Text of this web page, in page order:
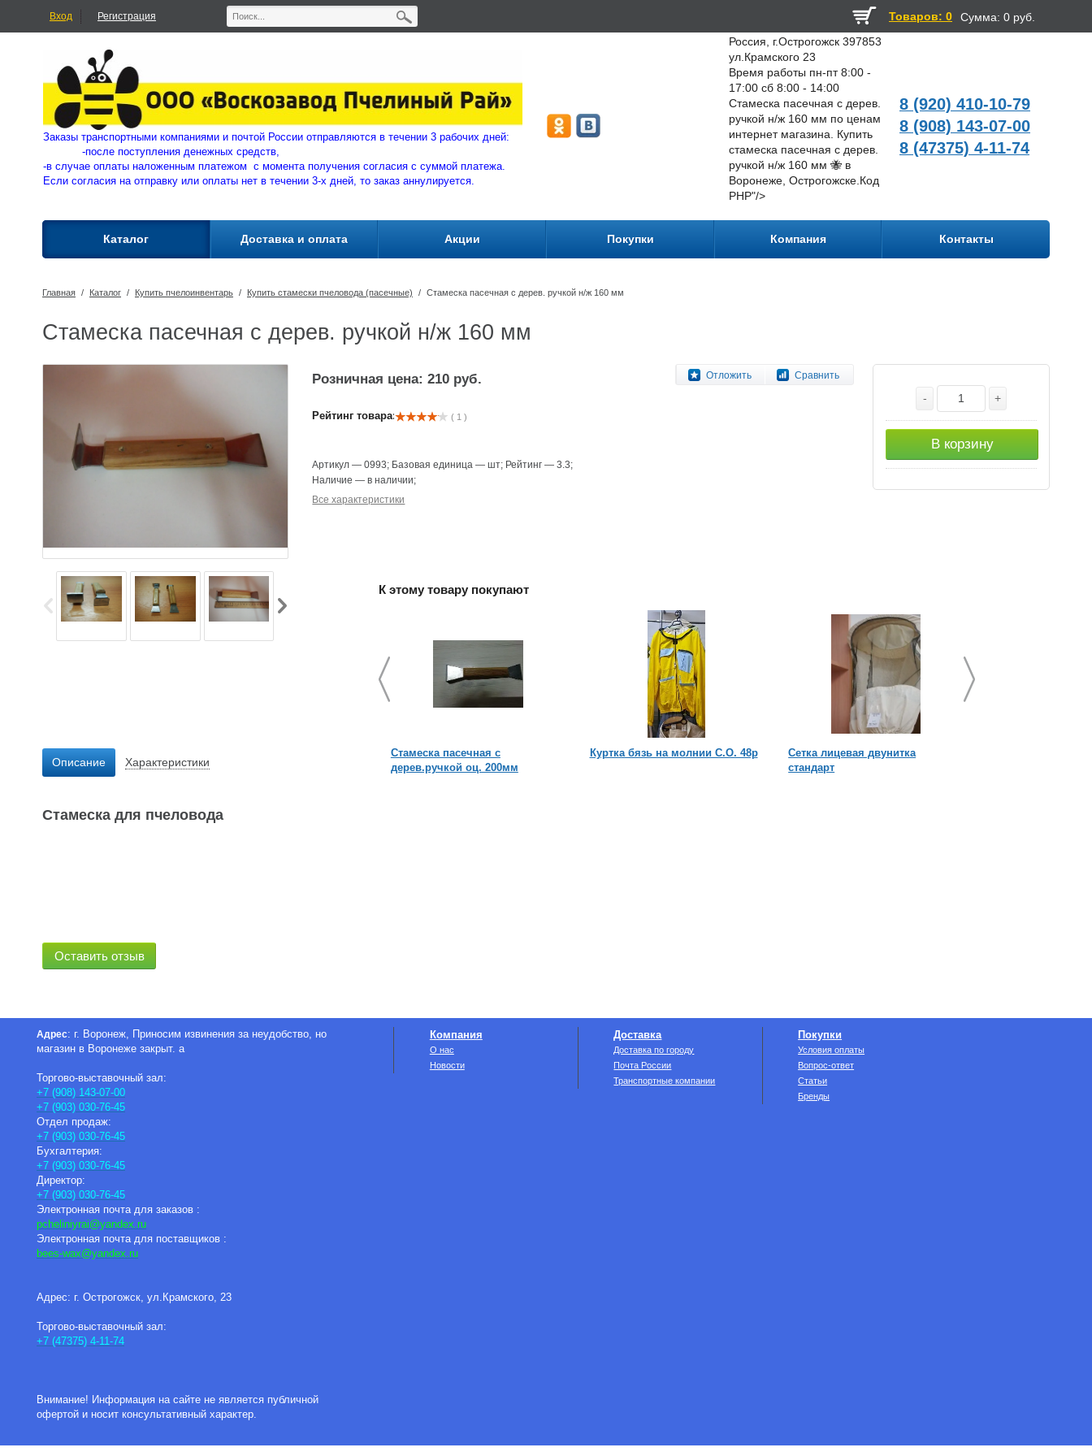
Вход Регистрация Товаров: 0 Сумма: 0 руб.
Заказы транспортными компаниями и почтой России отправляются в течении 3 рабочих дней:
-после поступления денежных средств,
-в случае оплаты наложенным платежом с момента получения согласия с суммой платежа.
Если согласия на отправку или оплаты нет в течении 3-х дней, то заказ аннулируется.
Россия, г.Острогожск 397853
ул.Крамского 23
Время работы пн-пт 8:00 -
17:00 сб 8:00 - 14:00
Стамеска пасечная с дерев.
ручкой н/ж 160 мм по ценам
интернет магазина. Купить
стамеска пасечная с дерев.
ручкой н/ж 160 мм 🐝 в
Воронеже, Острогожске. Код
PHP"/>
8 (920) 410-10-79
8 (908) 143-07-00
8 (47375) 4-11-74
Каталог Доставка и оплата Акции Покупки Компания Контакты
Главная / Каталог / Купить пчелоинвентарь / Купить стамески пчеловода (пасечные) / Стамеска пасечная с дерев. ручкой н/ж 160 мм
Стамеска пасечная с дерев. ручкой н/ж 160 мм
Отложить Сравнить
Розничная цена: 210 руб.
Рейтинг товара: ( 1 )
Артикул —0993; Базовая единица —шт; Рейтинг —3.3;
Наличие —в наличии;
Все характеристики
К этому товару покупают
Стамеска пасечная с
дерев.ручкой оц. 200мм
Куртка бязь на молнии С.О. 48р
Сетка лицевая двунитка
стандарт
- +
В корзину
Описание Характеристики
Стамеска для пчеловода
Оставить отзыв
Адрес: г. Воронеж, Приносим извинения за неудобство, но
магазин в Воронеже закрыт. а
Торгово-выставочный зал:
+7 (908) 143-07-00
+7 (903) 030-76-45
Отдел продаж:
+7 (903) 030-76-45
Бухгалтерия:
+7 (903) 030-76-45
Директор:
+7 (903) 030-76-45
Электронная почта для заказов :
pcheliniyrai@yandex.ru
Электронная почта для поставщиков :
bees-wax@yandex.ru
Адрес: г. Острогожск, ул.Крамского, 23
Торгово-выставочный зал:
+7 (47375) 4-11-74
Внимание! Информация на сайте не является публичной
офертой и носит консультативный характер.
Компания
О нас
Новости
Доставка
Доставка по городу
Почта России
Транспортные компании
Покупки
Условия оплаты
Вопрос-ответ
Статьи
Бренды